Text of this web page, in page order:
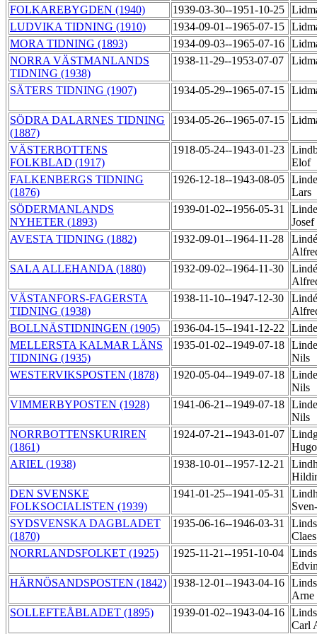
FOLKAREBYGDEN (1940) 1939-03-30--1951-10-25
LUDVIKA TIDNING (1910)
1934-09-01--1965-07-15
MORA TIDNING (1893)
1934-09-03--1965-07-16
NORRA VÄSTMANLANDS
TIDNING (1938)
1938-11-29--1953-07-07
SÄTERS TIDNING (1907) 1934-05-29--1965-07-15
SÖDRA DALARNES TIDNING
(1887)
1934-05-26--1965-07-15
VÄSTERBOTTENS
FOLKBLAD (1917)
1918-05-24--1943-01-23
Elof
FALKENBERGS TIDNING
(1876)
1926-12-18--1943-08-05
Lars
SÖDERMANLANDS
NYHETER (1893)
1939-01-02--1956-05-31
Josef
AVESTA TIDNING (1882)
1932-09-01--1964-11-28
SALA ALLEHANDA (1880)
1932-09-02--1964-11-30
VÄSTANFORS-FAGERSTA
TIDNING (1938)
1938-11-10--1947-12-30
BOLLNÄSTIDNINGEN (1905)
1936-04-15--1941-12-22
MELLERSTA KALMAR LÄNS
TIDNING (1935)
1935-01-02--1949-07-18
Nils
WESTERVIKSPOSTEN (1878)
1920-05-04--1949-07-18
Nils
VIMMERBYPOSTEN (1928)
1941-06-21--1949-07-18
Nils
NORRBOTTENSKURIREN
(1861)
1924-07-21--1943-01-07
ARIEL (1938)
1938-10-01--1957-12-21
DEN SVENSKE
FOLKSOCIALISTEN (1939)
1941-01-25--1941-05-31
SYDSVENSKA DAGBLADET
(1870)
1935-06-16--1946-03-31
NORRLANDSFOLKET (1925)
1925-11-21--1951-10-04
HÄRNÖSANDSPOSTEN (1842) 1938-12-01--1943-04-16
Arne
SOLLEFTEÅBLADET (1895)
1939-01-02--1943-04-16
Carl